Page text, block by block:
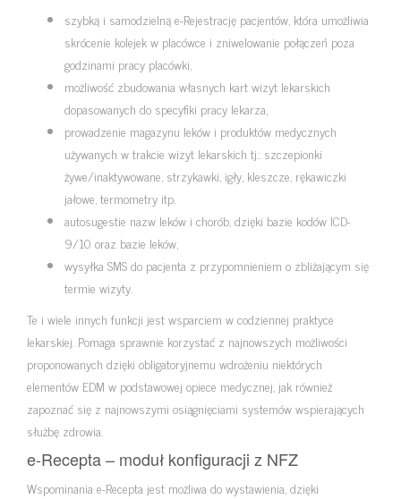
szybką i samodzielną e-Rejestrację pacjentów, która umożliwia
skrócenie kolejek w placówce i zniwelowanie połączeń poza
godzinami pracy placówki,
możliwość zbudowania własnych kart wizyt lekarskich
dopasowanych do specyfiki pracy lekarza,
prowadzenie magazynu leków i produktów medycznych
używanych w trakcie wizyt lekarskich tj.: szczepionki
żywe/inaktywowane, strzykawki, igły, kleszcze, rękawiczki
jałowe, termometry itp.
autosugestie nazw leków i chorób, dzięki bazie kodów ICD-
9/10 oraz bazie leków,
wysyłka SMS do pacjenta z przypomnieniem o zbliżającym się
termie wizyty.
Te i wiele innych funkcji jest wsparciem w codziennej praktyce
lekarskiej. Pomaga sprawnie korzystać z najnowszych możliwości
proponowanych dzięki obligatoryjnemu wdrożeniu niektórych
elementów EDM w podstawowej opiece medycznej, jak również
zapoznać się z najnowszymi osiągnięciami systemów wspierających
służbę zdrowia.
e-Recepta – moduł konfiguracji z NFZ
Wspominania e-Recepta jest możliwa do wystawienia, dzięki